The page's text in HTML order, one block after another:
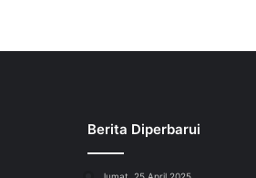
Berita Diperbarui